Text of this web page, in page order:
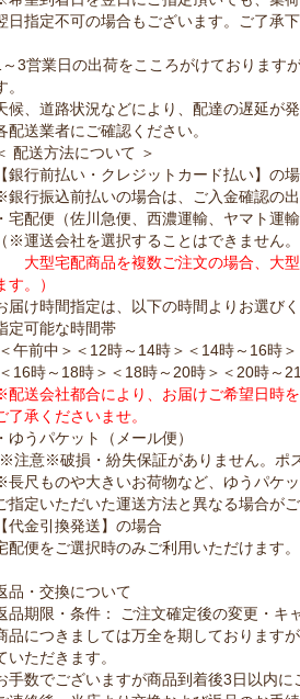
日指定不可の場合もございます。ご了承下
3営業日の出荷をこころがけております
。
候、道路状況などにより、配達の遅延が
配送業者にご確認ください。
配送方法について ＞
銀行前払い・クレジットカード払い】の
行振込前払いの場合は、ご入金確認の出
宅配便（佐川急便、西濃運輸、ヤマト運輸
※運送会社を選択することはできません。
型宅配商品を複数ご注文の場合、大型
す。）
届け時間指定は、以下の時間よりお選びく
定可能な時間帯
午前中＞＜12時～14時＞＜14時～16時＞
16時～18時＞＜18時～20時＞＜20時～
送会社都合により、お届けご希望日時
了承くださいませ。
ゆうパケット（メール便）
注意※破損・紛失保証がありません。ポ
尺ものや大きいお荷物など、ゆうパケ
指定いただいた運送方法と異なる場合がご
代金引換発送】の場合
配便をご選択時のみご利用いただけます。
品・交換について
品期限・条件： ご注文確定後の変更・キ
品につきましては万全を期しております
いただきます。
手数でございますが商品到着後3日以内に